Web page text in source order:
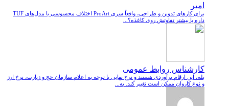
امیر
برای کارهای تدوین و طراحی، واقعاً سری ProArt اختلاف محسوسی با مدل‌های TUF
داره یا بیشتر تفاوتش روی کاغذه؟...
کارشناس روابط عمومی
بله، این ارقام برآوردی هستند و نرخ نهایی با توجه به اعلام سازمان حج و زیارت، نرخ ارز
و نوع کاروان ممکن است تغییر کند. به...